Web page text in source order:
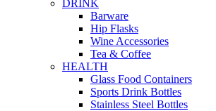
DRINK
Barware
Hip Flasks
Wine Accessories
Tea & Coffee
HEALTH
Glass Food Containers
Sports Drink Bottles
Stainless Steel Bottles